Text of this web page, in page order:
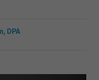
DPA